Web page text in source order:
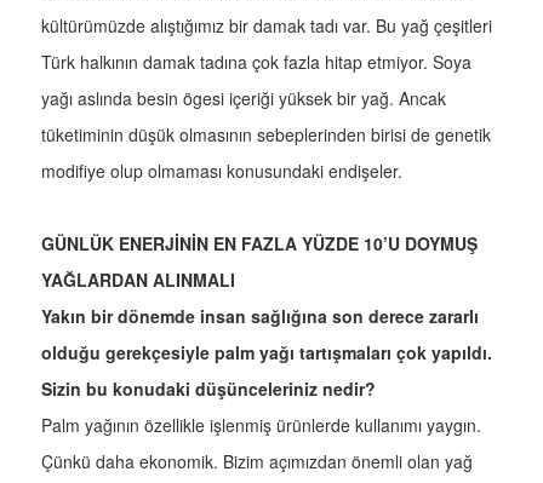
kültürümüzde alıştığımız bir damak tadı var. Bu yağ çeşitleri
Türk halkının damak tadına çok fazla hitap etmiyor. Soya
yağı aslında besin ögesi içeriği yüksek bir yağ. Ancak
tüketiminin düşük olmasının sebeplerinden birisi de genetik
modifiye olup olmaması konusundaki endişeler.
GÜNLÜK ENERJİNİN EN FAZLA YÜZDE 10’U DOYMUŞ
YAĞLARDAN ALINMALI
Yakın bir dönemde insan sağlığına son derece zararlı
olduğu gerekçesiyle palm yağı tartışmaları çok yapıldı.
Sizin bu konudaki düşünceleriniz nedir?
Palm yağının özellikle işlenmiş ürünlerde kullanımı yaygın.
Çünkü daha ekonomik. Bizim açımızdan önemli olan yağ